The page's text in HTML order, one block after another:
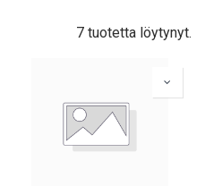
7 tuotetta löytynyt.